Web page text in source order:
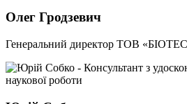
Олег Гродзевич
Генеральний директор ТОВ